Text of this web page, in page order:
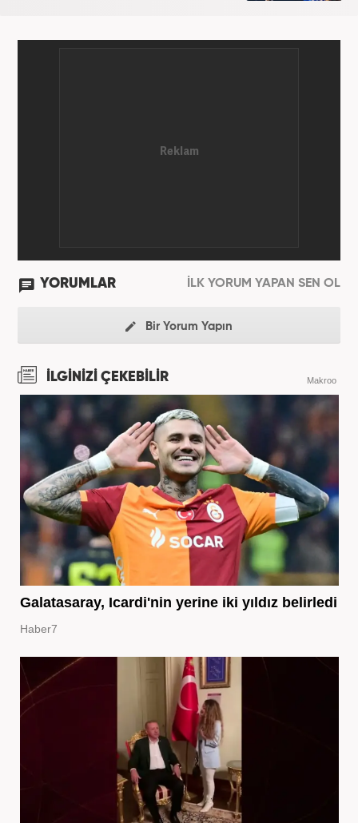
YORUMLAR İLK YORUM YAPAN SEN OL
Bir Yorum Yapın
İLGİNİZİ ÇEKEBİLİR Makroo
Galatasaray, Icardi'nin yerine iki yıldız belirledi
Haber7